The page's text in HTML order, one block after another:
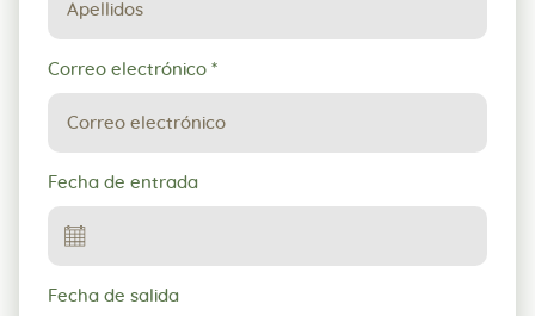
Correo electrónico *
Fecha de entrada
Fecha de salida